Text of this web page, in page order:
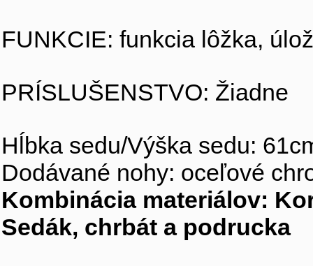
FUNKCIE: funkcia lôžka,
PRÍSLUŠENSTVO: Žiadne
Hĺbka sedu/Výška sedu:
Dodávané nohy: oceľové
Kombinácia materiálov:
Sedák, chrbát a podrucka